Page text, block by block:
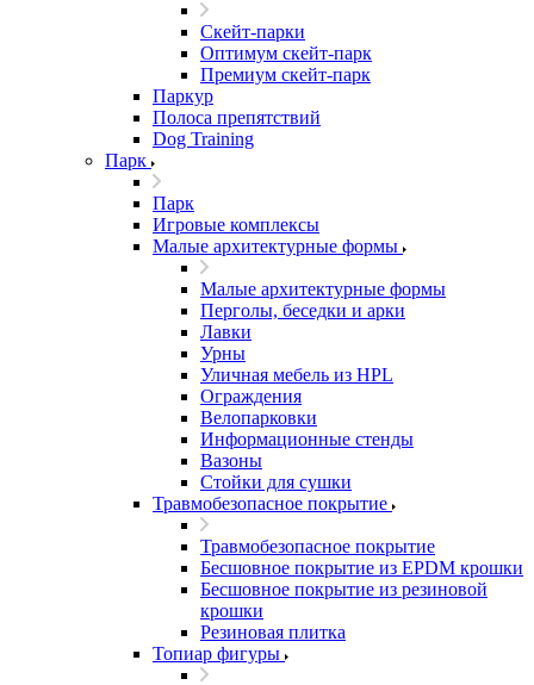
Скейт-парки
Оптимум скейт-парк
Премиум скейт-парк
Паркур
Полоса препятствий
Dog Training
Парк
Парк
Игровые комплексы
Малые архитектурные формы
Малые архитектурные формы
Перголы, беседки и арки
Лавки
Урны
Уличная мебель из HPL
Ограждения
Велопарковки
Информационные стенды
Вазоны
Стойки для сушки
Травмобезопасное покрытие
Травмобезопасное покрытие
Бесшовное покрытие из EPDM крошки
Бесшовное покрытие из резиновой
крошки
Резиновая плитка
Топиар фигуры